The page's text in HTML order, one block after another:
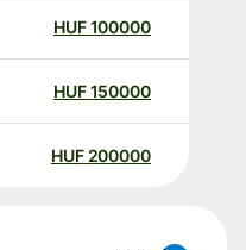
100000
HUF
150000
HUF
200000
HUF